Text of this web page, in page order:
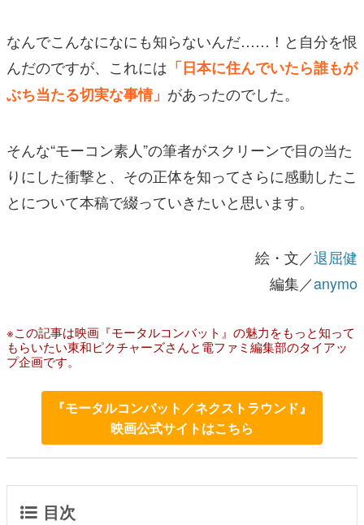
なんでこんなになにも知らないんだ……！と自分を恨
んだのですが、これには 「日本に住んでいたら誰もが
ぶち当たる切実な事情」 があったのでした。
そんな“モーコン素人”の筆者がスクリーンで目の当た
りにした衝撃と、その正体を知ってさらに感動したこ
とについて本稿で綴っていきたいと思います。
絵・文／退屈健
編集／anymo
※この記事は映画『モータルコンバット』の魅力をもっと知って
もらいたい東和ピクチャーズさんと電ファミ編集部のタイアッ
プ企画です。
『モータルコンバット／ネクストラウンド』
映画公式サイトはこちら
目次